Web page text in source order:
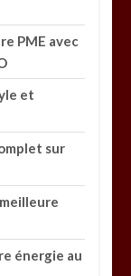
PME avec
et
sur
énergie au